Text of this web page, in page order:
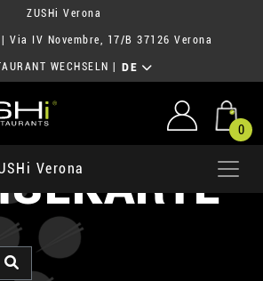
ZUSHi Verona
| Via IV Novembre, 17/B 37126 Verona
WECHSELN DE
0
Verona